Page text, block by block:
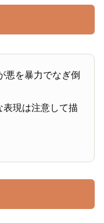
悪を暴力でなぎ倒
表現は注意して描